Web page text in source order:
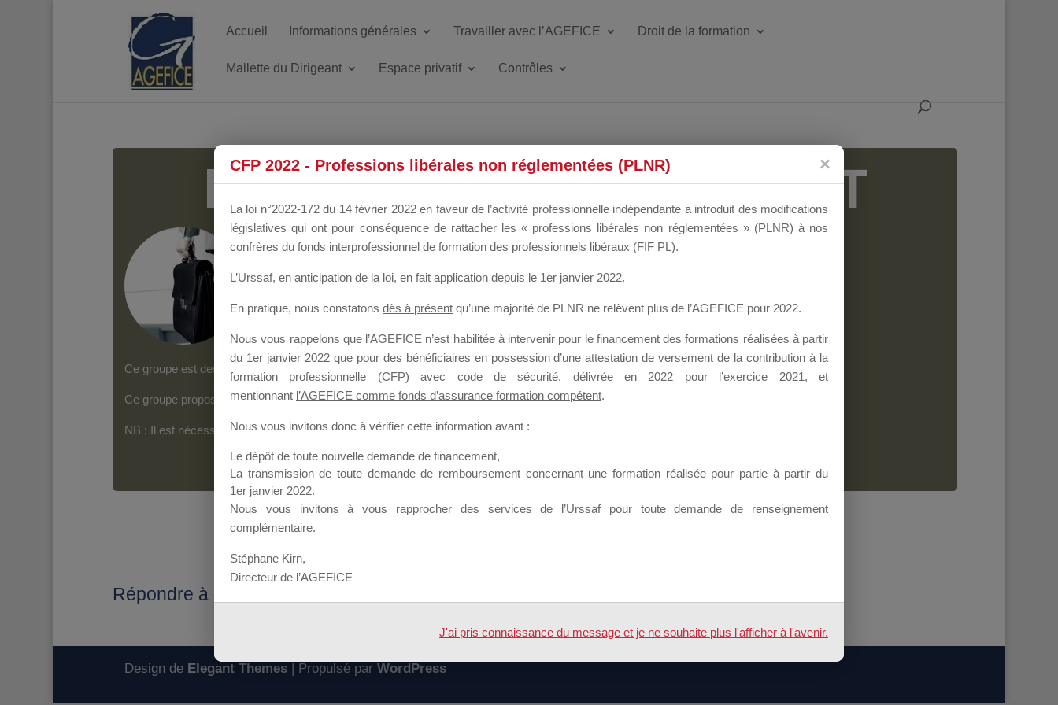
Accueil Informations générales Travailler avec l’AGEFICE Droit de la formation
Mallette du Dirigeant Espace privatif Contrôles
MALLETTE DU DIRIGEANT
Groupe Public il y a un mois
Ce groupe est destiné aux Organismes de Formation qui souhaitent répondre à l’Appel à Propositions Mallette du Dirigeant.
Ce groupe propose un forum dédié au support sur lequel il est possible de laisser un message ou poser une question.
NB : Il est nécessaire d’êtreinscrit(e)pour pouvoir rejoindre ce groupe
Répondre à : ERREUR D IMPLEMENTATION DE FICHE FORMATION
Design de Elegant Themes| Propulsé par WordPress
CFP 2022 - Professions libérales non réglementées (PLNR)
La loi n°2022-172 du 14 février 2022 en faveur de l’activité professionnelle indépendante a introduit des modifications
législatives qui ont pour conséquence de rattacher les « professions libérales non réglementées » (PLNR) à nos
confrères du fonds interprofessionnel de formation des professionnels libéraux (FIF PL).
L’Urssaf, en anticipation de la loi, en fait application depuis le 1er janvier 2022.
En pratique, nous constatons dès à présent qu’une majorité de PLNR ne relèvent plus de l’AGEFICE pour 2022.
Nous vous rappelons que l’AGEFICE n’est habilitée à intervenir pour le financement des formations réalisées à partir
du 1er janvier 2022 que pour des bénéficiaires en possession d’une attestation de versement de la contribution à la
formation professionnelle (CFP) avec code de sécurité, délivrée en 2022 pour l’exercice 2021, et
mentionnant l’AGEFICE comme fonds d’assurance formation compétent.
Nous vous invitons donc à vérifier cette information avant :
Le dépôt de toute nouvelle demande de financement,
La transmission de toute demande de remboursement concernant une formation réalisée pour partie à partir du
1er janvier 2022.
Nous vous invitons à vous rapprocher des services de l’Urssaf pour toute demande de renseignement
complémentaire.
Stéphane Kirn,
Directeur de l’AGEFICE
J'ai pris connaissance du message et je ne souhaite plus l'afficher à l'avenir.